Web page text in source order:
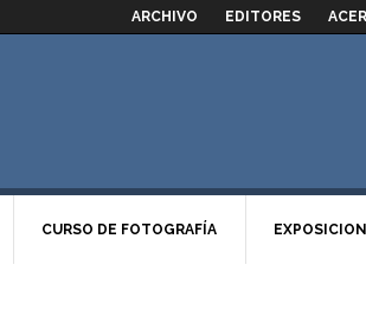
ARCHIVO EDITORES
CURSO DE FOTOGRAFÍA